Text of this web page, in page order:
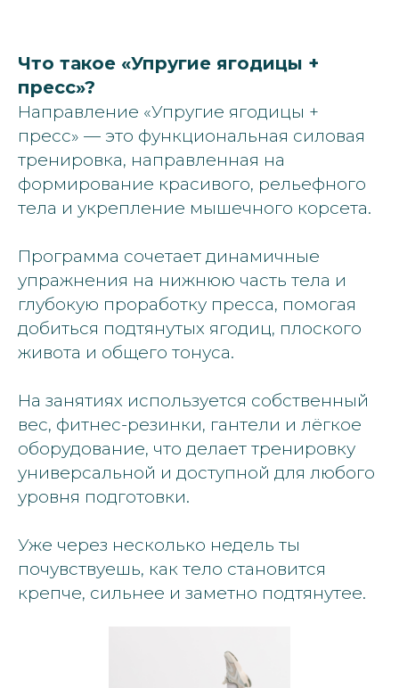
Что такое «Упругие ягодицы +
пресс»?
Направление «Упругие ягодицы +
пресс» — это функциональная силовая
тренировка, направленная на
формирование красивого, рельефного
тела и укрепление мышечного корсета.
Программа сочетает динамичные
упражнения на нижнюю часть тела и
глубокую проработку пресса, помогая
добиться подтянутых ягодиц, плоского
живота и общего тонуса.
На занятиях используется собственный
вес, фитнес-резинки, гантели и лёгкое
оборудование, что делает тренировку
универсальной и доступной для любого
уровня подготовки.
Уже через несколько недель ты
почувствуешь, как тело становится
крепче, сильнее и заметно подтянутее.